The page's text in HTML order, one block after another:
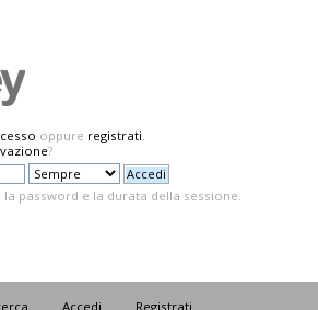
oppure registrati.
?
password e la durata della sessione.
Accedi Registrati